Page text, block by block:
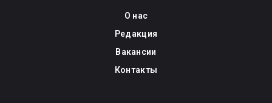
О нас
Редакция
Вакансии
Контакты